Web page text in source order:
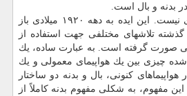
بدنه و بال است.
مفهوم "BWB" چیز جدیدی نیست. این ایده به دهه ۱۹۲۰ میلادی باز
تلاشهای مختلفی جهت استفاده از
صورت گرفته است. به عبارت ساده، یك
شده چیزی بین یك هواپیمای معمولی و یك
كنونی، بال و بدنه دو ساختار
مفهوم، به شكلی مفهوم بدنه كاملاً از